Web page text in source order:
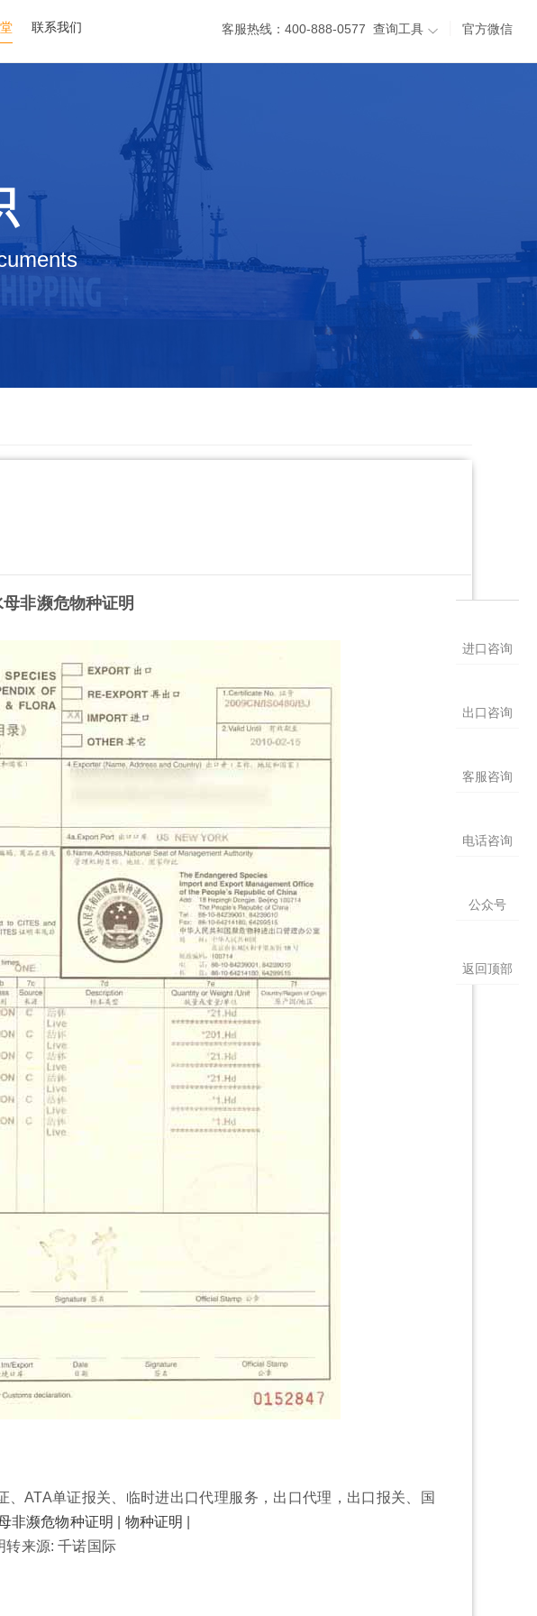
联系我们 客服热线：400-888-0577 查询工具 官方微信
母非濒危物种证明
ATA单证报关、临时进出口代理服务，出口代理，出口报关、国
非濒危物种证明 物种证明
转来源: 千诺国际
进口咨询
出口咨询
客服咨询
电话咨询
公众号
返回顶部